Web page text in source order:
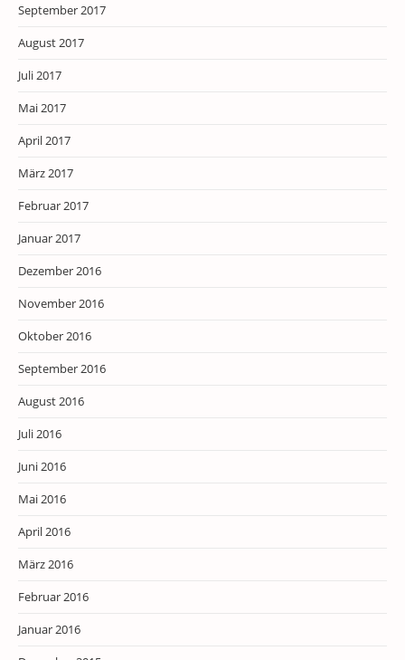
September 2017
August 2017
Juli 2017
Mai 2017
April 2017
März 2017
Februar 2017
Januar 2017
Dezember 2016
November 2016
Oktober 2016
September 2016
August 2016
Juli 2016
Juni 2016
Mai 2016
April 2016
März 2016
Februar 2016
Januar 2016